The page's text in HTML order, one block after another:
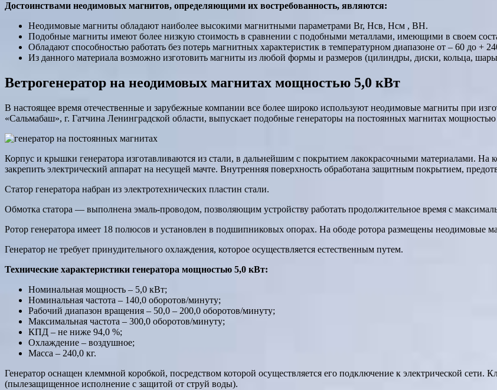
Достоинствами неодимовых магнитов, определяющими их востребованность, являются:
Неодимовые магниты обладают наиболее высокими магнитными параметрами Br, Нсв, Hcм , ВН.
Подобные магниты имеют более низкую стоимость в сравнении с подобными металлами, имеющими в своем
Обладают способностью работать без потерь магнитных характеристик в температурном диапазоне от – 60 до +
Из данного материала возможно изготовить магниты из любой формы и размеров (цилиндры, диски, кольца,
Ветрогенератор на неодимовых магнитах мощностью 5,0 кВт
В настоящее время отечественные и зарубежные компании все более широко используют неодимовые магниты при
«Сальмабаш», г. Гатчина Ленинградской области, выпускает подобные генераторы на постоянных магнитах
Корпус и крышки генератора изготавливаются из стали, в дальнейшим с покрытием лакокрасочными материалами.
закрепить электрический аппарат на несущей мачте. Внутренняя поверхность обработана защитным покрытием,
Статор генератора набран из электротехнических пластин стали.
Обмотка статора — выполнена эмаль-проводом, позволяющим устройству работать продолжительное время с
Ротор генератора имеет 18 полюсов и установлен в подшипниковых опорах. На ободе ротора размещены неодимовые
Генератор не требует принудительного охлаждения, которое осуществляется естественным путем.
Технические характеристики генератора мощностью 5,0 кВт:
Номинальная мощность – 5,0 кВт;
Номинальная частота – 140,0 оборотов/минуту;
Рабочий диапазон вращения – 50,0 – 200,0 оборотов/минуту;
Максимальная частота – 300,0 оборотов/минуту;
КПД – не ниже 94,0 %;
Охлаждение – воздушное;
Масса – 240,0 кг.
Генератор оснащен клеммной коробкой, посредством которой осуществляется его подключение к электрической сети.
(пылезащищенное исполнение с защитой от струй воды).